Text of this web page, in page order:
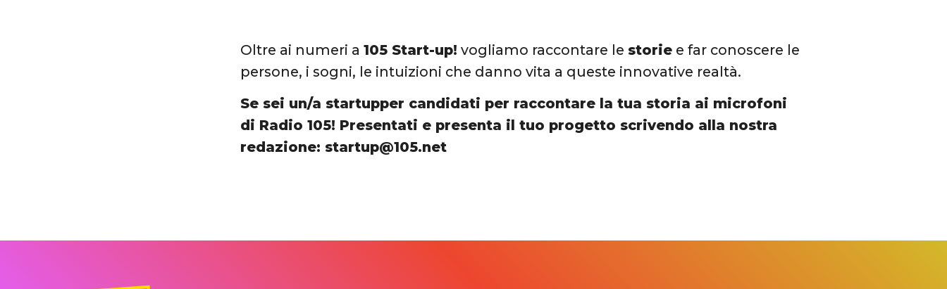
Oltre ai numeri a105 Start-up! vogliamo raccontare le storie e far conoscere le
persone, i sogni, le intuizioni che danno vita a queste innovative realtà.
Se sei un/a startupper candidati per raccontare la tua storia ai microfoni
di Radio 105! Presentati e presenta il tuo progetto scrivendo alla nostra
redazione: startup@105.net